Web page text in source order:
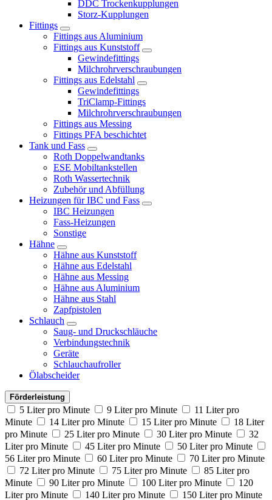
DDC Trockenkupplungen
Storz-Kupplungen
Fittings
Fittings aus Aluminium
Fittings aus Kunststoff
Gewindefittings
Milchrohrverschraubungen
Fittings aus Edelstahl
Gewindefittings
TriClamp-Fittings
Milchrohrverschraubungen
Fittings aus Messing
Fittings PFA beschichtet
Tank und Fass
Roth Doppelwandtanks
ESE Mobiltankstellen
Roth Wassertechnik
Zubehör und Abfüllung
Heizungen für IBC und Fass
IBC Heizungen
Fass-Heizungen
Sonstige
Hähne
Hähne aus Kunststoff
Hähne aus Edelstahl
Hähne aus Messing
Hähne aus Aluminium
Hähne aus Stahl
Zapfpistolen
Schlauch
Saug- und Druckschläuche
Verbindungstechnik
Geräte
Schlauchaufroller
Ölabscheider
Förderleistung
5 Liter pro Minute 9 Liter pro Minute
11 Liter pro
Minute
14 Liter pro Minute 15 Liter pro Minute
18 Liter
pro Minute
25 Liter pro Minute 30 Liter pro Minute
32
Liter pro Minute
45 Liter pro Minute
50 Liter pro Minute
56 Liter pro Minute
60 Liter pro Minute
70 Liter pro Minute
72 Liter pro Minute
75 Liter pro Minute
85 Liter pro
Minute
90 Liter pro Minute 100 Liter pro Minute
120
Liter pro Minute
140 Liter pro Minute 150 Liter pro Minute